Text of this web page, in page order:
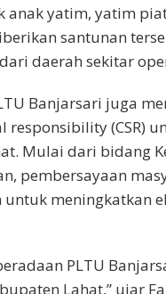
anak yatim, yatim
santunan
daerah sekitar
Banjarsari juga
responsibility (CSR)
Mulai dari bidang
pembersayaan
untuk meningkatkan
PLTU
Lahat,” ujar